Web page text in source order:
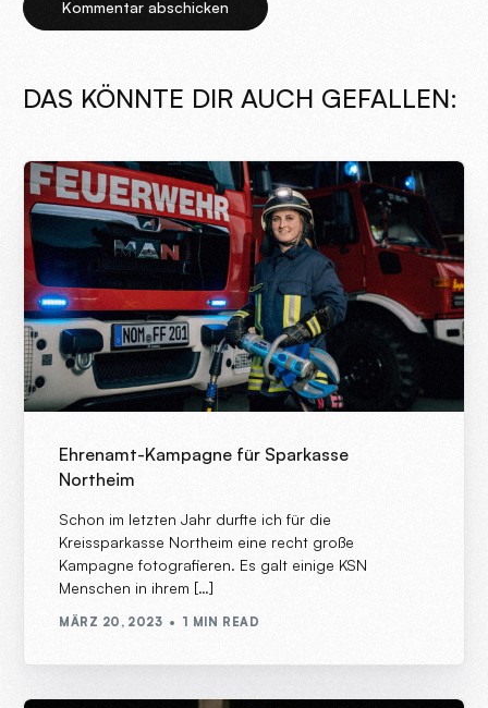
DAS KÖNNTE DIR AUCH GEFALLEN:
Ehrenamt-Kampagne für Sparkasse
Northeim
Schon im letzten Jahr durfte ich für die
Kreissparkasse Northeim eine recht große
Kampagne fotografieren. Es galt einige KSN
Menschen in ihrem […]
MÄRZ 20, 2023 1 MIN READ